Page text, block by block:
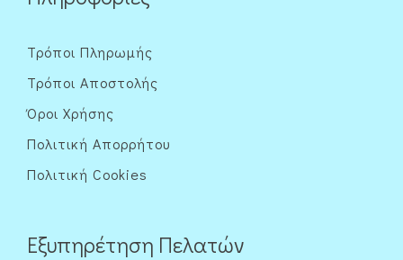
Τρόποι Πληρωμής
Τρόποι Αποστολής
Όροι Χρήσης
Πολιτική Απορρήτου
Πολιτική Cookies
Εξυπηρέτηση Πελατών